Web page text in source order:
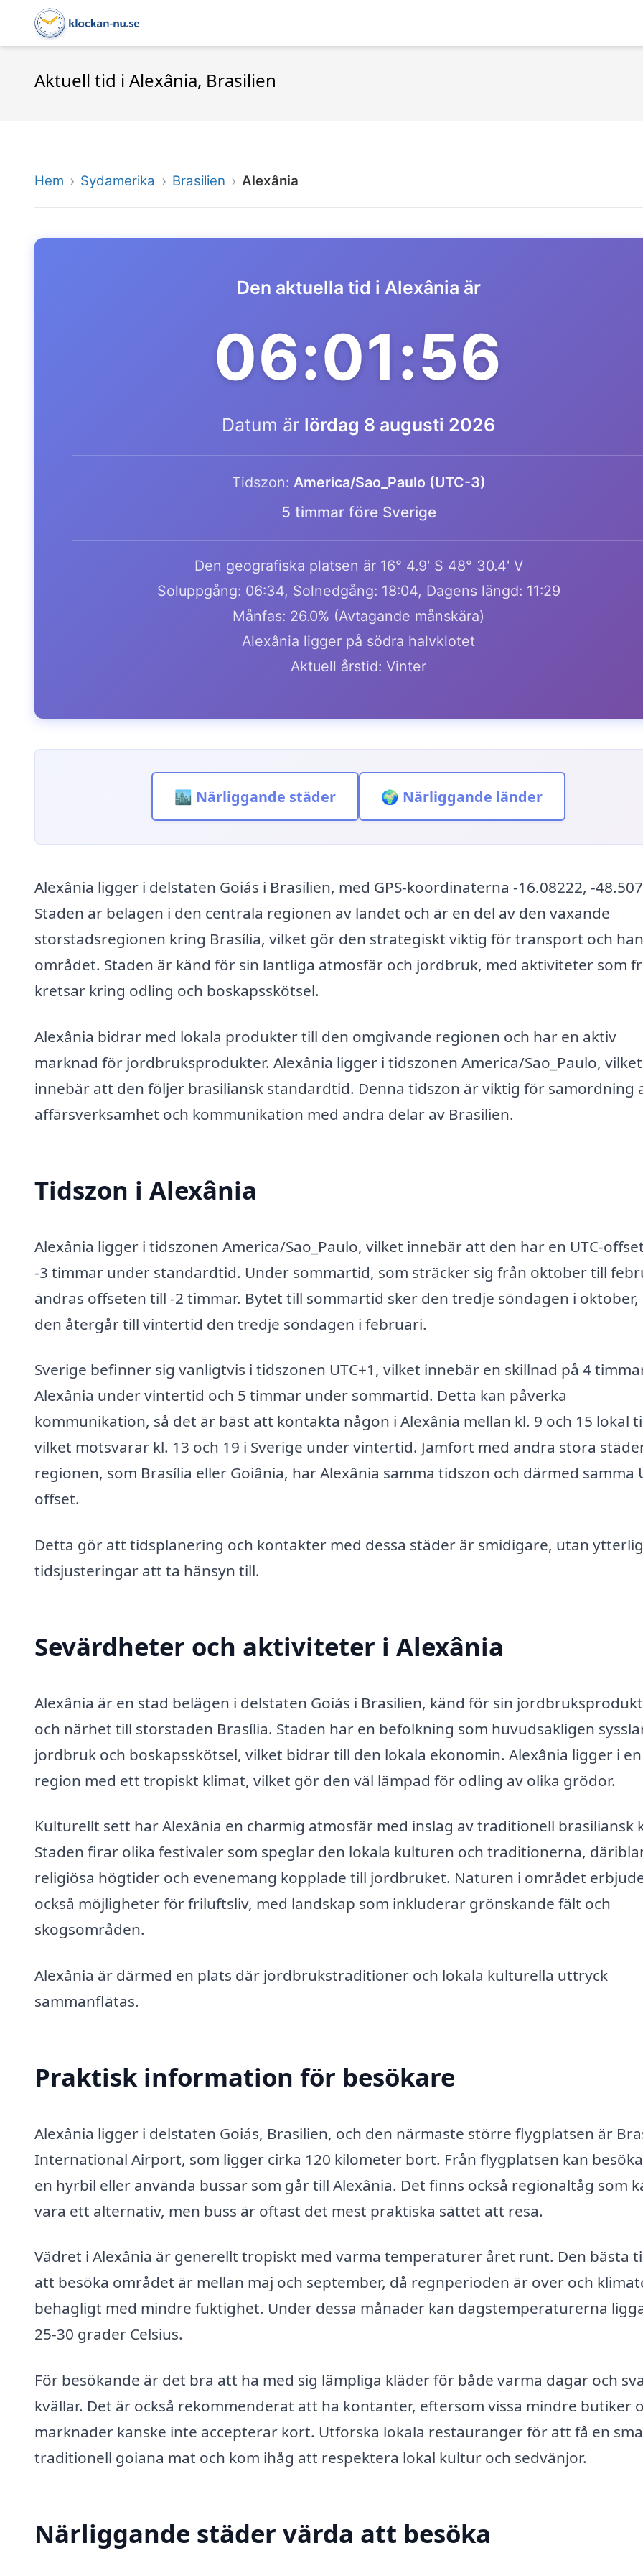
Aktuell tid i Alexânia, Brasilien
Hem Sydamerika Brasilien Alexânia
Den aktuella tid i Alexânia är
06:01:56
Datum är lördag 8 augusti 2026
Tidszon: America/Sao_Paulo (UTC-3)
5 timmar före Sverige
Den geografiska platsen är 16° 4.9' S 48° 30.4' V
Soluppgång: 06:34, Solnedgång: 18:04, Dagens längd: 11:29
Månfas: 26.0% (Avtagande månskära)
Alexânia ligger på södra halvklotet
Aktuell årstid: Vinter
🏙️ Närliggande städer 🌍 Närliggande länder
Alexânia ligger i delstaten Goiás i Brasilien, med GPS-koordinaterna -16.08222, -
Staden är belägen i den centrala regionen av landet och är en del av den växande
storstadsregionen kring Brasília, vilket gör den strategiskt viktig för transport och
området. Staden är känd för sin lantliga atmosfär och jordbruk, med aktiviteter som
kretsar kring odling och boskapsskötsel.
Alexânia bidrar med lokala produkter till den omgivande regionen och har en aktiv
marknad för jordbruksprodukter. Alexânia ligger i tidszonen America/Sao_Paulo, vilket
innebär att den följer brasiliansk standardtid. Denna tidszon är viktig för samordning
affärsverksamhet och kommunikation med andra delar av Brasilien.
Tidszon i Alexânia
Alexânia ligger i tidszonen America/Sao_Paulo, vilket innebär att den har en UTC-
-3 timmar under standardtid. Under sommartid, som sträcker sig från oktober till
ändras offseten till -2 timmar. Bytet till sommartid sker den tredje söndagen i oktober,
den återgår till vintertid den tredje söndagen i februari.
Sverige befinner sig vanligtvis i tidszonen UTC+1, vilket innebär en skillnad på 4
Alexânia under vintertid och 5 timmar under sommartid. Detta kan påverka
kommunikation, så det är bäst att kontakta någon i Alexânia mellan kl. 9 och 15 lokal
vilket motsvarar kl. 13 och 19 i Sverige under vintertid. Jämfört med andra stora
regionen, som Brasília eller Goiânia, har Alexânia samma tidszon och därmed samma
offset.
Detta gör att tidsplanering och kontakter med dessa städer är smidigare, utan
tidsjusteringar att ta hänsyn till.
Sevärdheter och aktiviteter i Alexânia
Alexânia är en stad belägen i delstaten Goiás i Brasilien, känd för sin
och närhet till storstaden Brasília. Staden har en befolkning som huvudsakligen
jordbruk och boskapsskötsel, vilket bidrar till den lokala ekonomin. Alexânia ligger i en
region med ett tropiskt klimat, vilket gör den väl lämpad för odling av olika grödor.
Kulturellt sett har Alexânia en charmig atmosfär med inslag av traditionell brasiliansk
Staden firar olika festivaler som speglar den lokala kulturen och traditionerna,
religiösa högtider och evenemang kopplade till jordbruket. Naturen i området
också möjligheter för friluftsliv, med landskap som inkluderar grönskande fält och
skogsområden.
Alexânia är därmed en plats där jordbrukstraditioner och lokala kulturella uttryck
sammanflätas.
Praktisk information för besökare
Alexânia ligger i delstaten Goiás, Brasilien, och den närmaste större flygplatsen är
International Airport, som ligger cirka 120 kilometer bort. Från flygplatsen kan
en hyrbil eller använda bussar som går till Alexânia. Det finns också regionaltåg som
vara ett alternativ, men buss är oftast det mest praktiska sättet att resa.
Vädret i Alexânia är generellt tropiskt med varma temperaturer året runt. Den bästa
att besöka området är mellan maj och september, då regnperioden är över och
behagligt med mindre fuktighet. Under dessa månader kan dagstemperaturerna
25-30 grader Celsius.
För besökande är det bra att ha med sig lämpliga kläder för både varma dagar och
kvällar. Det är också rekommenderat att ha kontanter, eftersom vissa mindre butiker
marknader kanske inte accepterar kort. Utforska lokala restauranger för att få en
traditionell goiana mat och kom ihåg att respektera lokal kultur och sedvänjor.
Närliggande städer värda att besöka